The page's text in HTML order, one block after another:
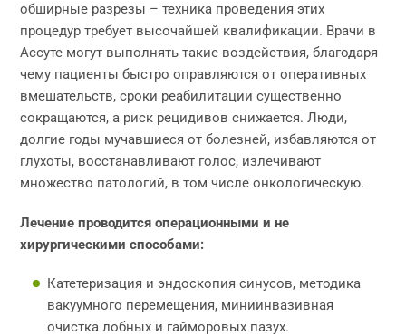
обширные разрезы – техника проведения этих
процедур требует высочайшей квалификации. Врачи в
Ассуте могут выполнять такие воздействия, благодаря
чему пациенты быстро оправляются от оперативных
вмешательств, сроки реабилитации существенно
сокращаются, а риск рецидивов снижается. Люди,
долгие годы мучавшиеся от болезней, избавляются от
глухоты, восстанавливают голос, излечивают
множество патологий, в том числе онкологическую.
Лечение проводится операционными и не
хирургическими способами:
Катетеризация и эндоскопия синусов, методика
вакуумного перемещения, миниинвазивная
очистка лобных и гайморовых пазух.